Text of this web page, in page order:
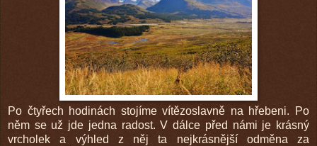
Po čtyřech hodinách stojíme vítězoslavně na hřebeni. Po
něm se už jde jedna radost. V dálce před námi je krásný
vrcholek a výhled z něj ta nejkrásnější odměna za